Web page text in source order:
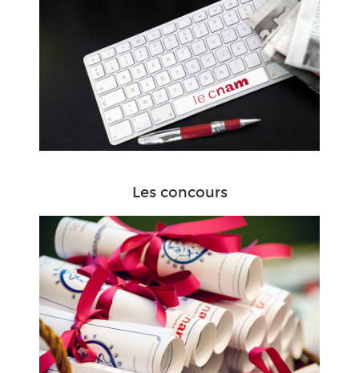
Les concours